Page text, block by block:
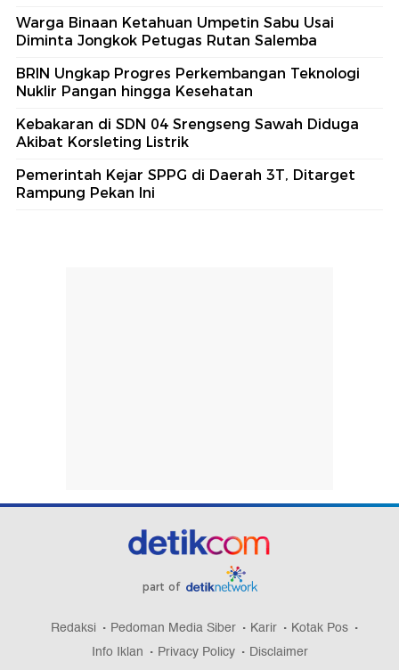
Warga Binaan Ketahuan Umpetin Sabu Usai
Diminta Jongkok Petugas Rutan Salemba
BRIN Ungkap Progres Perkembangan Teknologi
Nuklir Pangan hingga Kesehatan
Kebakaran di SDN 04 Srengseng Sawah Diduga
Akibat Korsleting Listrik
Pemerintah Kejar SPPG di Daerah 3T, Ditarget
Rampung Pekan Ini
part of
Redaksi Pedoman Media Siber Karir
Kotak Pos
Info Iklan
Privacy Policy Disclaimer